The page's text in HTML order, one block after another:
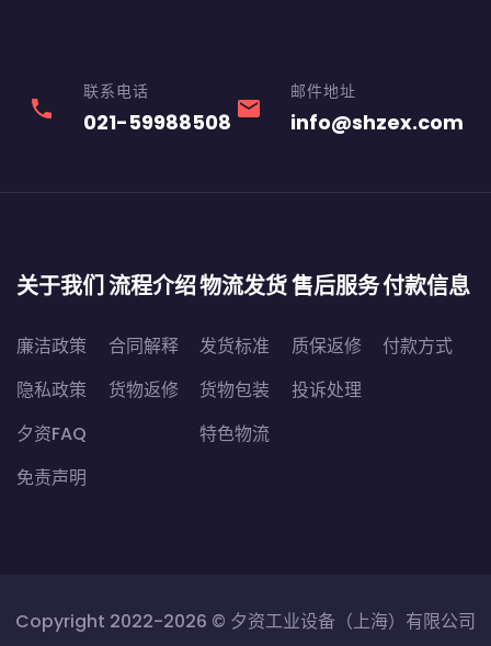
phone
联系电话
021-59988508 email
邮件地址
info@shzex.com
关于我们
廉洁政策
隐私政策
夕资FAQ
免责声明
流程介绍
合同解释
货物返修
物流发货
发货标准
货物包装
特色物流
售后服务
质保返修
投诉处理
付款信息
付款方式
Copyright 2022-2026 © 夕资工业设备（上海）有限公司